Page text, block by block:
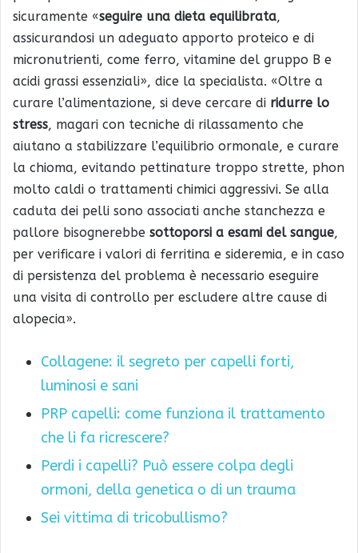
sicuramente «seguire una dieta equilibrata,
assicurandosi un adeguato apporto proteico e di
micronutrienti, come ferro, vitamine del gruppo B e
acidi grassi essenziali», dice la specialista. «Oltre a
curare l’alimentazione, si deve cercare di ridurre lo
stress, magari con tecniche di rilassamento che
aiutano a stabilizzare l’equilibrio ormonale, e curare
la chioma, evitando pettinature troppo strette, phon
molto caldi o trattamenti chimici aggressivi. Se alla
caduta dei pelli sono associati anche stanchezza e
pallore bisognerebbe sottoporsi a esami del sangue,
per verificare i valori di ferritina e sideremia, e in caso
di persistenza del problema è necessario eseguire
una visita di controllo per escludere altre cause di
alopecia».
Collagene: il segreto per capelli forti,
luminosi e sani
PRP capelli: come funziona il trattamento
che li fa ricrescere?
Perdi i capelli? Può essere colpa degli
ormoni, della genetica o di un trauma
Sei vittima di tricobullismo?